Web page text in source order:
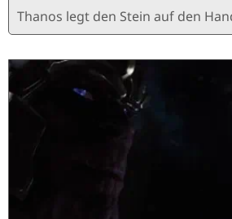
Thanos legt den Stein auf den